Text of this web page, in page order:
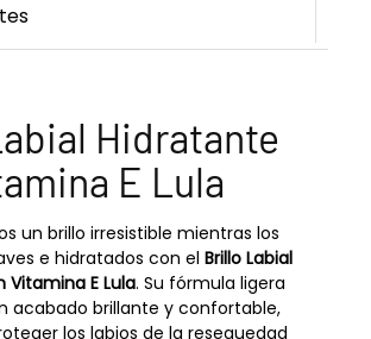
Hidratante
E Lula
un brillo irresistible mientras los
e hidratados con el Brillo Labial
E Lula. Su fórmula ligera
acabado brillante y confortable,
los labios de la resequedad